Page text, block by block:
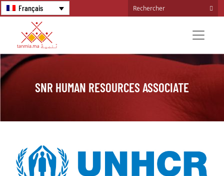
Français
SNR HUMAN RESOURCES ASSOCIATE